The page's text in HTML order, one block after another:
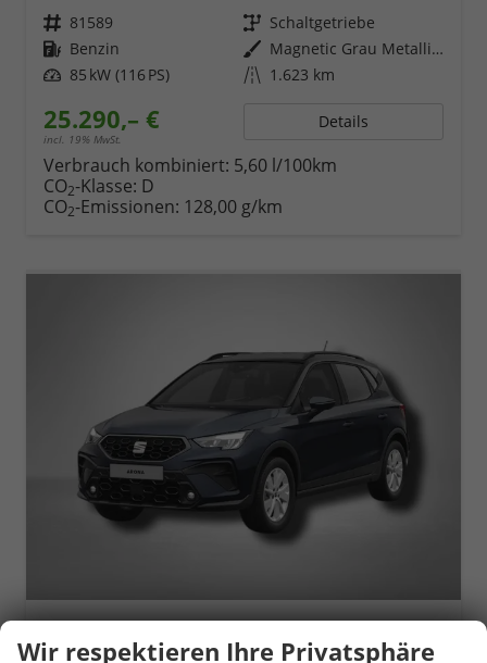
Fahrzeugnr. 81589 Getriebe Schaltgetriebe
Kraftstoff Benzin Außenfarbe
Magnetic Grau Metallic / Dach in Midnight Schwarz Metallic
Leistung 85 kW (116 PS) Kilometerstand 1.623 km
25.290,– €
incl. 19% MwSt.
Details
Verbrauch kombiniert: 5,60 l/100km
CO2-Klasse: D
CO2-Emissionen: 128,00 g/km
Style 1.0 TSI 6-Gang
Wir respektieren Ihre Privatsphäre